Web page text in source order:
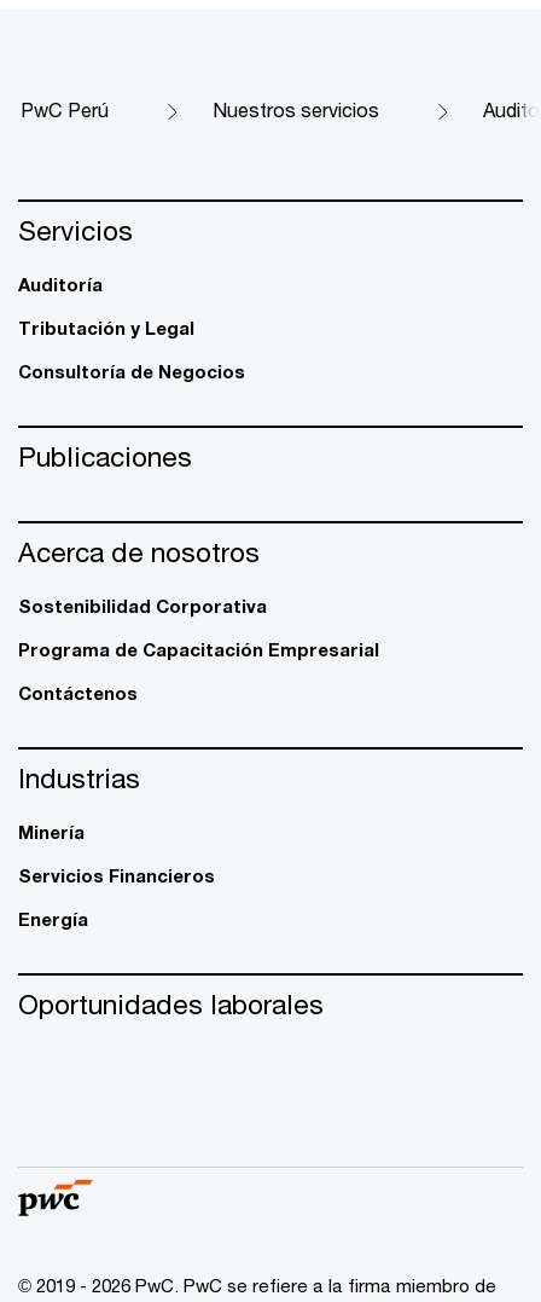
PwC Perú Nuestros servicios
Servicios
Auditoría
Tributación y Legal
Consultoría de Negocios
Publicaciones
Acerca de nosotros
Sostenibilidad Corporativa
Programa de Capacitación Empresarial
Contáctenos
Industrias
Minería
Servicios Financieros
Energía
Oportunidades laborales
© 2019 - 2026 PwC. PwC se refiere a la firma miembro de